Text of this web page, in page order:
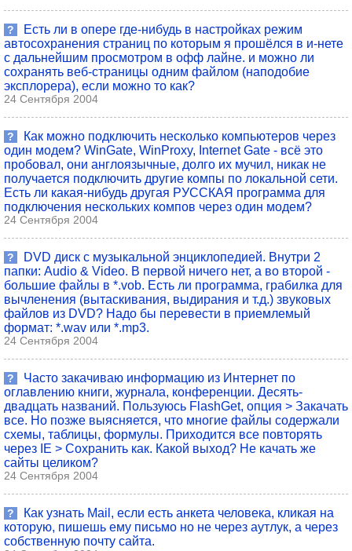
?
Есть ли в опере где-нибудь в настройках режим
автосохранения страниц по которым я прошёлся в и-нете
с дальнейшим просмотром в офф лайне. и можно ли
сохранять веб-страницы одним файлом (наподобие
эксплорера), если можно то как?
24 Сентября 2004
?
Как можно подключить несколько компьютеров через
один модем? WinGate, WinProxy, Internet Gate - всё это
пробовал, они англоязычные, долго их мучил, никак не
получается подключить другие компы по локальной сети.
Есть ли какая-нибудь другая РУССКАЯ программа для
подключения нескольких компов через один модем?
24 Сентября 2004
?
DVD диск с музыкальной энциклопедией. Внутри 2
папки: Audio & Video. В первой ничего нет, а во второй -
большие файлы в *.vob. Есть ли программа, грабилка для
вычленения (вытаскивания, выдирания и т.д.) звуковых
файлов из DVD? Надо бы перевести в приемлемый
формат: *.wav или *.mp3.
24 Сентября 2004
?
Часто закачиваю информацию из Интернет по
оглавлению книги, журнала, конференции. Десять-
двадцать названий. Пользуюсь FlashGet, опция > Закачать
все. Но позже выясняется, что многие файлы содержали
схемы, таблицы, формулы. Приходится все повторять
через IE > Сохранить как. Какой выход? Не качать же
сайты целиком?
24 Сентября 2004
?
Как узнать Mail, если есть анкета человека, кликая на
которую, пишешь ему письмо но не через аутлук, а через
собственную почту сайта.